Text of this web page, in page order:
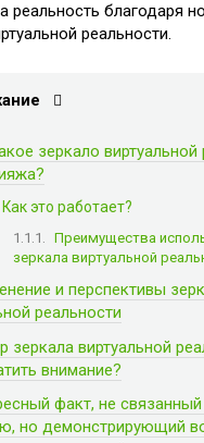
реальность благодаря
реальности.
зеркало виртуальной
Как это работает?
Преимущества
зеркала виртуальной
и перспективы
реальности
зеркала виртуальной
внимание?
факт, не
но демонстрирующий